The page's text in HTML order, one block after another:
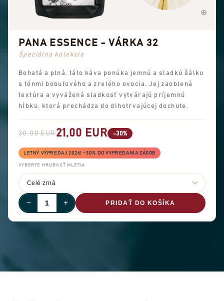
Celková sladkosť
PANA ESSENCE - VÁRKA 32
Špeciálna kolekcia
Bohatá a plná, táto káva ponúka jemnú a sladkú šálku
s tónmi bobuľového a zrelého ovocia. Jej zaoblená
textúra a vyvážená sladkosť vytvárajú príjemnú
hĺbku, ktorá prechádza do dlhotrvajúcej dochute.
30,00 EUR21,00 EUR -30%
LETNÝ VÝPREDAJ 2026! −30% DO VYPREDANIA ZÁSOB
VYBERTE HRUBOSŤ MLETIA
− + PRIDAŤ DO KOŠÍKA